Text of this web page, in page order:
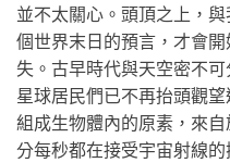
並不太關心。頭頂之上，
個世界末日的預言，才會
失。古早時代與天空密不
星球居民們已不再抬頭觀望
組成生物體內的原素，來
分每秒都在接受宇宙射線